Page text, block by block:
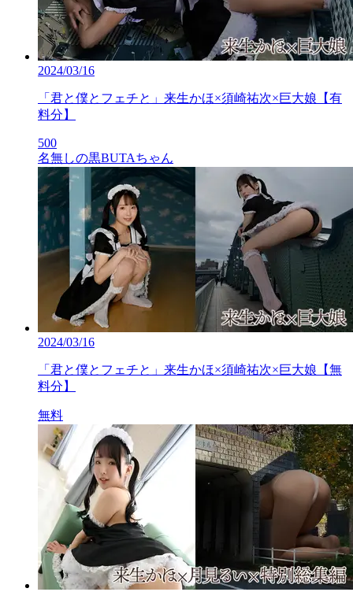
2024/03/16
「君と僕とフェチと」来生かほ×須崎祐次×巨大娘【有
料分】
500
名無しの黒BUTAちゃん
2024/03/16
「君と僕とフェチと」来生かほ×須崎祐次×巨大娘【無
料分】
無料